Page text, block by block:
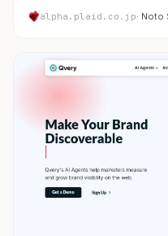
alpha.plaid.co.jp· Noto